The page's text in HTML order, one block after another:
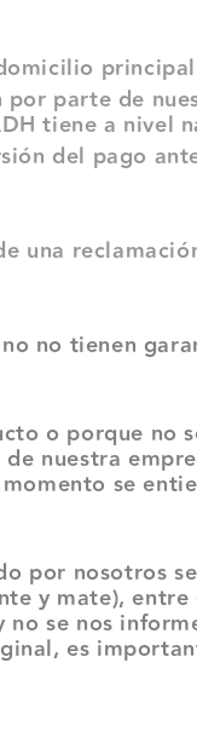
principal
parte de
tiene a nivel
del pago
una
tienen
porque no
nuestra
se
nosotros se
y mate),
se nos
es